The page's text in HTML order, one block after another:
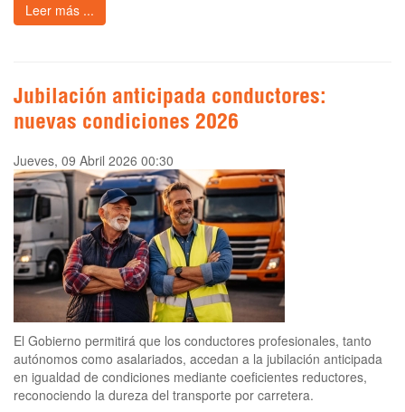
Leer más ...
Jubilación anticipada conductores:
nuevas condiciones 2026
Jueves, 09 Abril 2026 00:30
El Gobierno permitirá que los conductores profesionales, tanto
autónomos como asalariados, accedan a la jubilación anticipada
en igualdad de condiciones mediante coeficientes reductores,
reconociendo la dureza del transporte por carretera.